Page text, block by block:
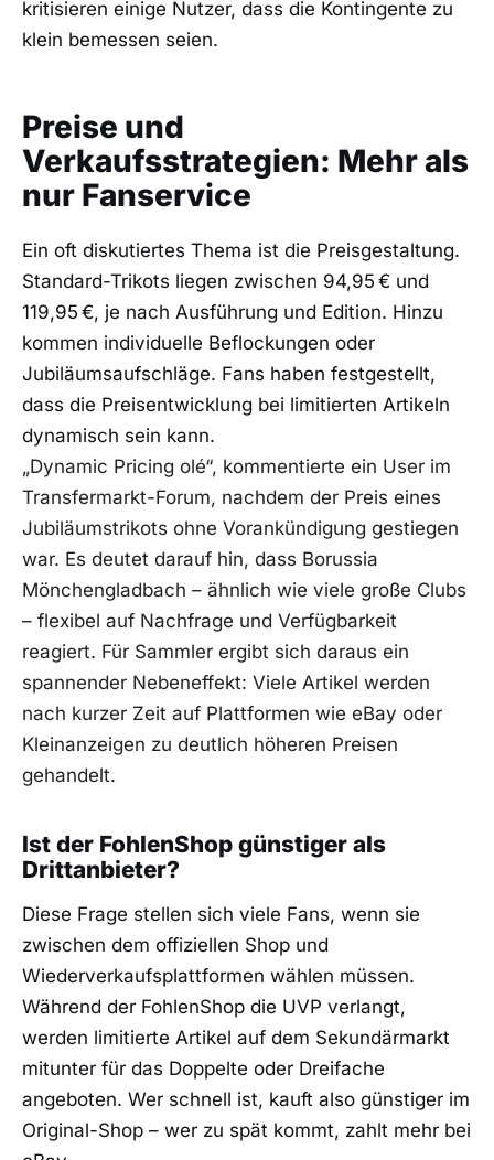
kritisieren einige Nutzer, dass die Kontingente zu
klein bemessen seien.
Preise und
Verkaufsstrategien: Mehr als
nur Fanservice
Ein oft diskutiertes Thema ist die Preisgestaltung.
Standard-Trikots liegen zwischen 94,95 € und
119,95 €, je nach Ausführung und Edition. Hinzu
kommen individuelle Beflockungen oder
Jubiläumsaufschläge. Fans haben festgestellt,
dass die Preisentwicklung bei limitierten Artikeln
dynamisch sein kann.
„Dynamic Pricing olé“, kommentierte ein User im
Transfermarkt-Forum, nachdem der Preis eines
Jubiläumstrikots ohne Vorankündigung gestiegen
war. Es deutet darauf hin, dass Borussia
Mönchengladbach – ähnlich wie viele große Clubs
– flexibel auf Nachfrage und Verfügbarkeit
reagiert. Für Sammler ergibt sich daraus ein
spannender Nebeneffekt: Viele Artikel werden
nach kurzer Zeit auf Plattformen wie eBay oder
Kleinanzeigen zu deutlich höheren Preisen
gehandelt.
Ist der FohlenShop günstiger als
Drittanbieter?
Diese Frage stellen sich viele Fans, wenn sie
zwischen dem offiziellen Shop und
Wiederverkaufsplattformen wählen müssen.
Während der FohlenShop die UVP verlangt,
werden limitierte Artikel auf dem Sekundärmarkt
mitunter für das Doppelte oder Dreifache
angeboten. Wer schnell ist, kauft also günstiger im
Original-Shop – wer zu spät kommt, zahlt mehr bei